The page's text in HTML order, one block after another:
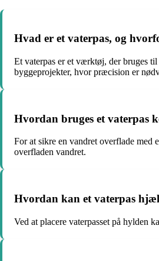
Hvad er et vaterpas, og
Et vaterpas er et værktøj, der bruges
byggeprojekter, hvor præcision er
Hvordan bruges et vaterpas
For at sikre en vandret overflade med
overfladen vandret.
Hvordan kan et vaterpas
Ved at placere vaterpasset på hylden